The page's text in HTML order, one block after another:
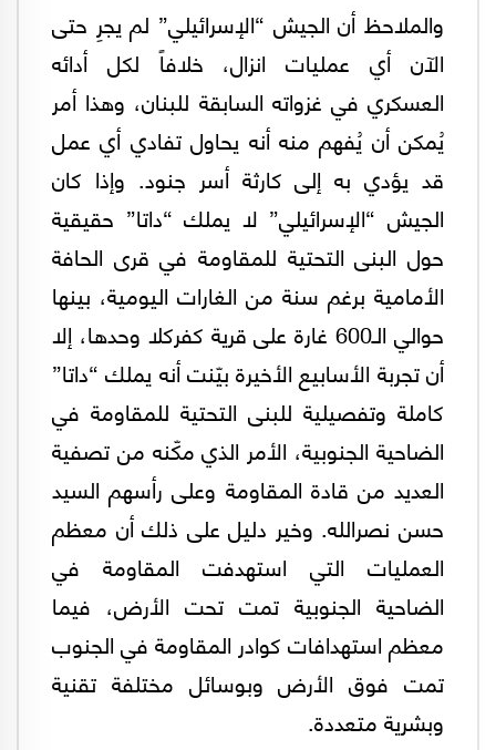
والملاحظ أن الجيش “الإسرائيلي” لم يجرِ حتى
الآن أي عمليات انزال، خلافاً لكل أدائه
العسكري في غزواته السابقة للبنان، وهذا أمر
يُمكن أن يُفهم منه أنه يحاول تفادي أي عمل
قد يؤدي به إلى كارثة أسر جنود. وإذا كان
الجيش “الإسرائيلي” لا يملك “داتا” حقيقية
حول البنى التحتية للمقاومة في قرى الحافة
الأمامية برغم سنة من الغارات اليومية، بينها
حوالي الـ600 غارة على قرية كفركلا وحدها، إلا
أن تجربة الأسابيع الأخيرة بيّنت أنه يملك “داتا”
كاملة وتفصيلية للبنى التحتية للمقاومة في
الضاحية الجنوبية، الأمر الذي مكّنه من تصفية
العديد من قادة المقاومة وعلى رأسهم السيد
حسن نصرالله. وخير دليل على ذلك أن معظم
العمليات التي استهدفت المقاومة في
الضاحية الجنوبية تمت تحت الأرض، فيما
معظم استهدافات كوادر المقاومة في الجنوب
تمت فوق الأرض وبوسائل مختلفة تقنية
وبشرية متعددة.